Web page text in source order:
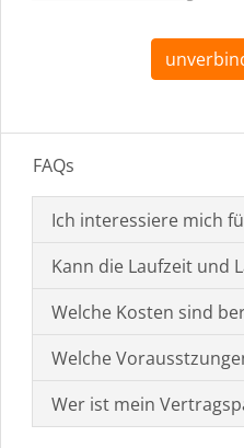
FAQs
Ich interessiere mich
Kann die Laufzeit und
Welche Kosten sind
Welche
Wer ist mein